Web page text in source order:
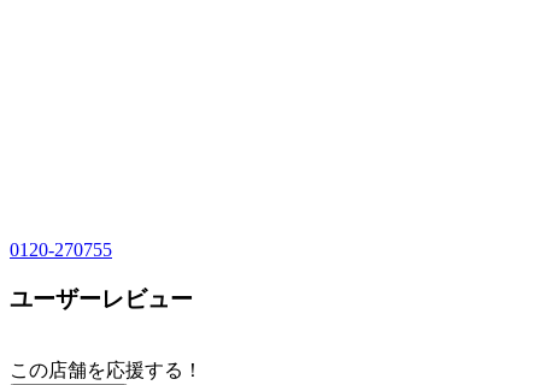
0120-270755
ユーザーレビュー
この店舗を応援する！